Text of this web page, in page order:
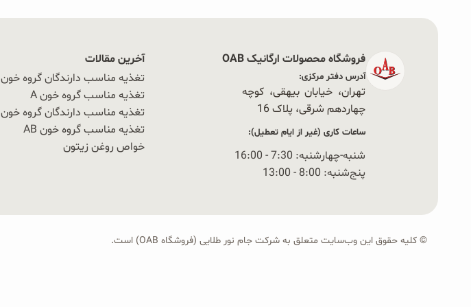
فروشگاه محصولات ارگانیک OAB
آدرس دفتر مرکزی:
تهران، خیابان بیهقی، کوچه
چهاردهم شرقی، پلاک 16‭
ساعات کاری (غیر از ایام تعطیل):
شنبه-چهارشنبه: 7:30 - 16:00
پنج‌شنبه: 8:00 - 13:00
آخرین مقالات
تغذیه مناسب دارندگان گروه خون B
تغذیه مناسب گروه خون A
تغذیه مناسب دارندگان گروه خون O
تغذیه مناسب گروه خون AB
خواص روغن زیتون
© کلیه حقوق این وب‌سایت متعلق به شرکت جام نور طلایی (فروشگاه OAB) است.